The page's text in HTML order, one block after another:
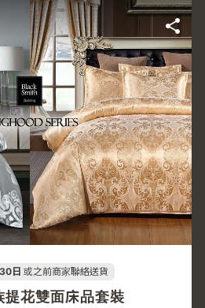
日 或之前商家聯絡送貨
花雙面床品套裝